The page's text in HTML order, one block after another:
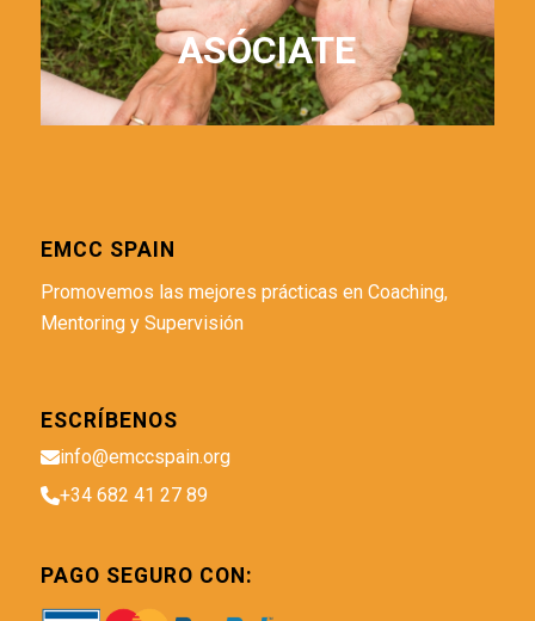
ASÓCIATE
EMCC SPAIN
Promovemos las mejores prácticas en Coaching,
Mentoring y Supervisión
ESCRÍBENOS
info@emccspain.org
+34 682 41 27 89
PAGO SEGURO CON: